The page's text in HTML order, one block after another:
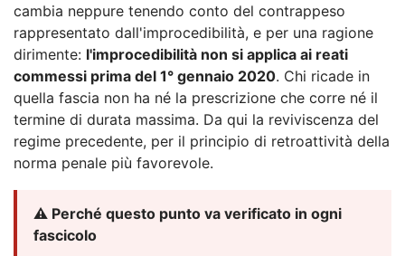
cambia neppure tenendo conto del contrappeso
rappresentato dall'improcedibilità, e per una ragione
dirimente: l'improcedibilità non si applica ai reati
commessi prima del 1° gennaio 2020. Chi ricade in
quella fascia non ha né la prescrizione che corre né il
termine di durata massima. Da qui la reviviscenza del
regime precedente, per il principio di retroattività della
norma penale più favorevole.
⚠️ Perché questo punto va verificato in ogni
fascicolo